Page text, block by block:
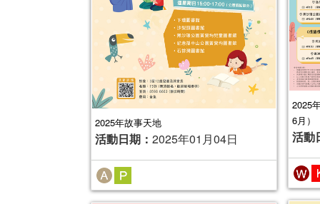
2025
6月）
活動
2025年故事天地
活動日期： 2025年01月04日